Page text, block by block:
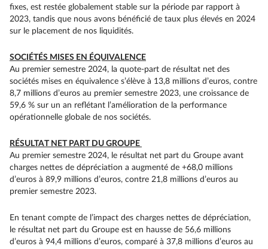
fixes, est restée globalement stable sur la période par rapport à
2023, tandis que nous avons bénéficié de taux plus élevés en 2024
sur le placement de nos liquidités.
SOCIÉTÉS MISES EN ÉQUIVALENCE
Au premier semestre 2024, la quote-part de résultat net des
sociétés mises en équivalence s’élève à 13,8 millions d’euros, contre
8,7 millions d’euros au premier semestre 2023, une croissance de
59,6 % sur un an reflétant l’amélioration de la performance
opérationnelle globale de nos sociétés.
RÉSULTAT NET PART DU GROUPE
Au premier semestre 2024, le résultat net part du Groupe avant
charges nettes de dépréciation a augmenté de +68,0 millions
d’euros à 89,9 millions d’euros, contre 21,8 millions d’euros au
premier semestre 2023.
En tenant compte de l’impact des charges nettes de dépréciation,
le résultat net part du Groupe est en hausse de 56,6 millions
d’euros à 94,4 millions d’euros, comparé à 37,8 millions d’euros au